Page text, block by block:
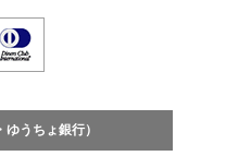
うちょ銀行）